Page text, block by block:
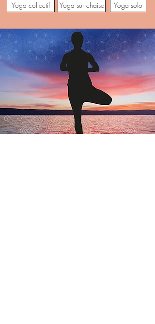
Yoga collectif Yoga sur chaise Yoga solo